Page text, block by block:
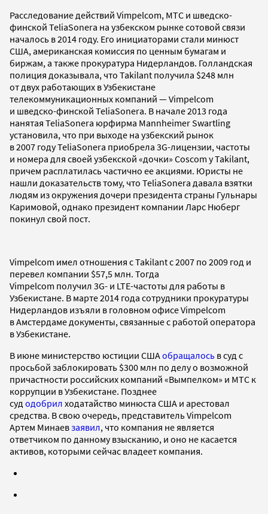
Расследование действий Vimpelcom, МТС и шведско-
финской TeliaSonera на узбекском рынке сотовой связи
началось в 2014 году. Его инициаторами стали минюст
США, американская комиссия по ценным бумагам и
биржам, а также прокуратура Нидерландов. Голландская
полиция доказывала, что Takilant получила $248 млн
от двух работающих в Узбекистане
телекоммуникационных компаний — Vimpelcom
и шведско-финской TeliaSonera. В начале 2013 года
нанятая TeliaSonera юрфирма Mannheimer Swartling
установила, что при выходе на узбекский рынок
в 2007 году TeliaSonera приобрела 3G-лицензии, частоты
и номера для своей узбекской «дочки» Coscom у Takilant,
причем расплатилась частично ее акциями. Юристы не
нашли доказательств тому, что TeliaSonera давала взятки
людям из окружения дочери президента страны Гульнары
Каримовой, однако президент компании Ларс Нюберг
покинул свой пост.
Vimpelcom имел отношения с Takilant с 2007 по 2009 год и
перевел компании $57,5 млн. Тогда
Vimpelcom получил 3G- и LTE-частоты для работы в
Узбекистане. В марте 2014 года сотрудники прокуратуры
Нидерландов изъяли в головном офисе Vimpelcom
в Амстердаме документы, связанные с работой оператора
в Узбекистане.
В июне министерство юстиции СШАобращалось в суд с
просьбой заблокировать $300 млн по делу о возможной
причастности российских компаний «Вымпелком» и МТС к
коррупции в Узбекистане. Позднее
суд одобрил ходатайство минюста США и арестовал
средства. В свою очередь, представитель Vimpelcom
Артем Минаевзаявил, что компания не является
ответчиком по данному взысканию, и оно не касается
активов, которыми сейчас владеет компания.